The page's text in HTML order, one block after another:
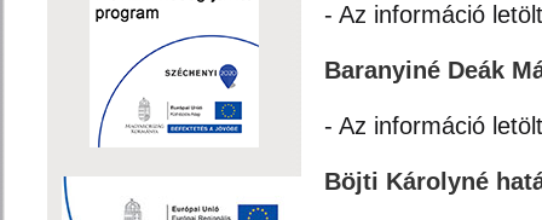
- Az információ
Baranyiné Deák
- Az információ
Böjti Károlyné